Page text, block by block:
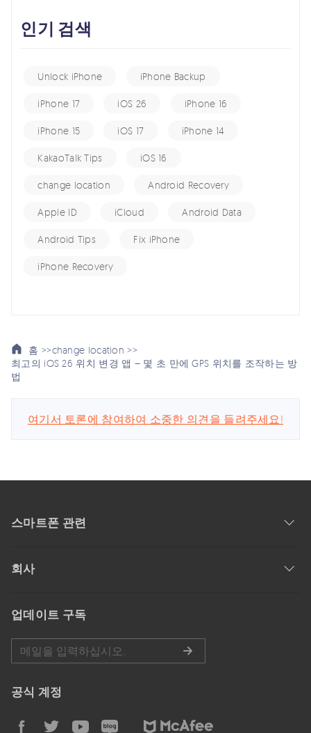
인기 검색
Unlock iPhone iPhone Backup
iPhone 17 iOS 26 iPhone 16
iPhone 15 iOS 17 iPhone 14
KakaoTalk Tips iOS 16
change location Android Recovery
Apple ID iCloud Android Data
Android Tips Fix iPhone
iPhone Recovery
홈 >>change location >>
최고의 iOS 26 위치 변경 앱 – 몇 초 만에 GPS 위치를 조작하는 방
법
여기서 토론에 참여하여 소중한 의견을 들려주세요!
스마트폰 관련
회사
업데이트 구독
공식 계정